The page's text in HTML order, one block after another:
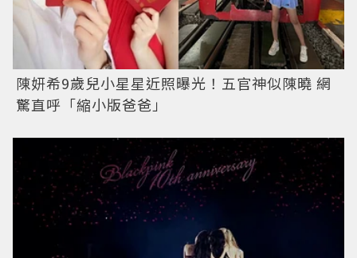
陳妍希9歲兒小星星近照曝光！五官神似陳曉 網
驚直呼「縮小版爸爸」